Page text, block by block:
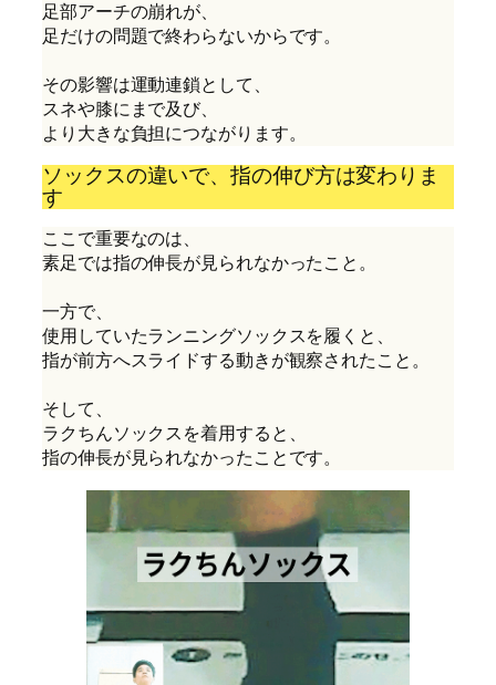
足部アーチの崩れが、
足だけの問題で終わらないからです。
その影響は運動連鎖として、
スネや膝にまで及び、
ソックスの違いで、指の伸び方は変わりま
す
ここで重要なのは、
素足では指の伸長が見られなかったこと。
一方で、
使用していたランニングソックスを履くと、
指が前方へスライドする動きが観察されたこと。
そして、
ラクちんソックスを着用すると、
指の伸長が見られなかったことです。